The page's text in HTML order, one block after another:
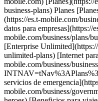
business-plans) Planes
(https://es.t-mobile.com/
datos para empresas](https://
mobile.com/business/plans/
[Enterprise
unlimited-plans) [Internet
mobile.com/business/
servicios de
mobile.com/business/